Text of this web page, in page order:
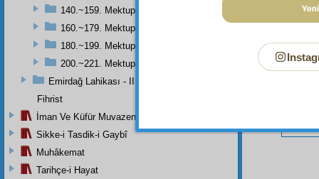
140.~159. Mektuplar
160.~179. Mektuplar
180.~199. Mektuplar
200.~221. Mektuplar
Emirdağ Lahikası - II
Fihrist
İman Ve Küfür Muvazeneleri
Sikke-i Tasdik-i Gaybî
Muhâkemat
Tarihçe-i Hayat